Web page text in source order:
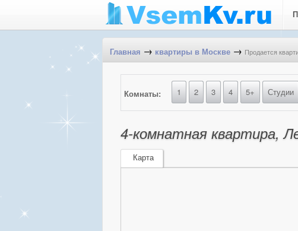
Главная → квартиры в Москве → Продается
Комнаты: 1 2 3 4 5+ Студии
4-комнатная квартира,
Карта